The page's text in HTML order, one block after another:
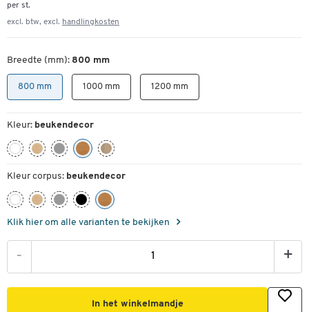
per st.
excl. btw, excl. handlingkosten
Breedte (mm): 800 mm
800 mm 1000 mm 1200 mm
Kleur: beukendecor
Kleur corpus: beukendecor
Klik hier om alle varianten te bekijken
- +
In het winkelmandje